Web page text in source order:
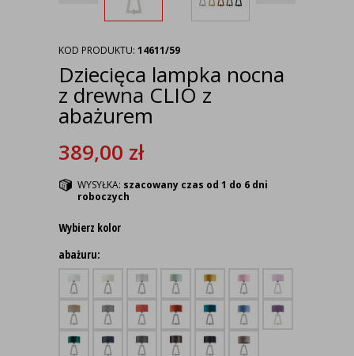
KOD PRODUKTU: 14611/59
Dziecięca lampka nocna
z drewna CLIO z
abażurem
389,00 zł
WYSYŁKA: szacowany czas od 1 do 6 dni
roboczych
Wybierz kolor
abażuru: